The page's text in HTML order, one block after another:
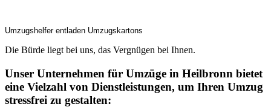
Umzugshelfer entladen Umzugskartons
Die Bürde liegt bei uns, das Vergnügen bei Ihnen.
Unser Unternehmen für Umzüge in Heilbronn bietet
eine Vielzahl von Dienstleistungen, um Ihren Umzug
stressfrei zu gestalten: